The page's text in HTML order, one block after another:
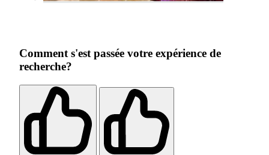
Comment s'est passée votre expérience de
recherche?